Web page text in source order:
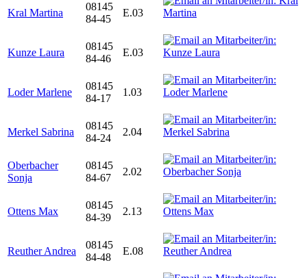
Kral Martina
08145
84-45
E.03
Kunze Laura
08145
84-46
E.03
Loder Marlene
08145
84-17
1.03
Merkel Sabrina
08145
84-24
2.04
Oberbacher
Sonja
08145
84-67
2.02
Ottens Max
08145
84-39
2.13
Reuther Andrea
08145
84-48
E.08